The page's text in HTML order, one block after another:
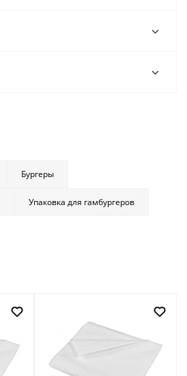
Бургеры
Упаковка для гамбургеров